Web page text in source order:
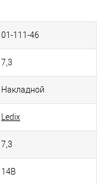
01-111-46
7,3
Накладной
Ledix
7,3
14В